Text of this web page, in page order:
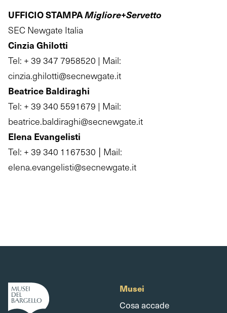
UFFICIO STAMPAMigliore+Servetto
SEC Newgate Italia
Cinzia Ghilotti
Tel: + 39 347 7958520 | Mail:
cinzia.ghilotti@secnewgate.it
Beatrice Baldiraghi
Tel: + 39 340 5591679 | Mail:
beatrice.baldiraghi@secnewgate.it
Elena Evangelisti
Tel: + 39 340 1167530 | Mail:
elena.evangelisti@secnewgate.it
Musei
Cosa accade